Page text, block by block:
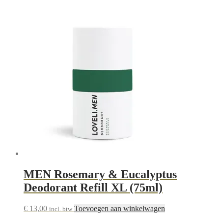
MEN Rosemary & Eucalyptus
Deodorant Refill XL (75ml)
€ 13,00 incl. btw Toevoegen aan winkelwagen